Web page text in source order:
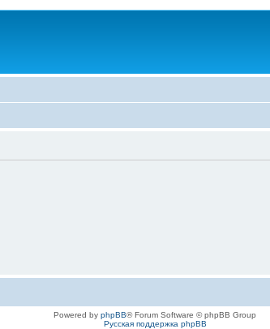
Powered by phpBB® Forum Software © phpBB Group
Русская поддержка phpBB